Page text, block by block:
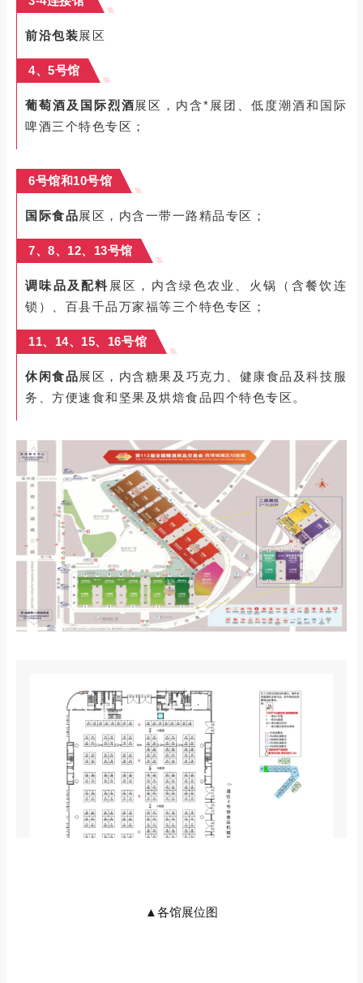
前沿包装展区
4、5号馆
葡萄酒及国际烈酒展区，内含*展团、低度潮酒和国际
啤酒三个特色专区；
6号馆和10号馆
国际食品展区，内含一带一路精品专区；
7、8、12、13号馆
调味品及配料 展区，内含绿色农业、火锅（含餐饮连
锁）、百县千品万家福等三个特色专区；
11、14、15、16号馆
休闲食品展区，内含糖果及巧克力、健康食品及科技服
务、方便速食和坚果及烘焙食品四个特色专区。
▲各馆展位图